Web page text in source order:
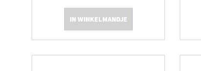
IN WINKELMANDJE